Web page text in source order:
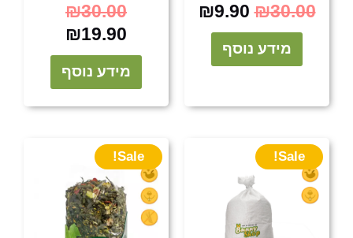
₪30.00
₪9.90
מידע נוסף
₪30.00
₪19.90
מידע נוסף
Sale!
₪30.00.
₪17.90.
Sale!